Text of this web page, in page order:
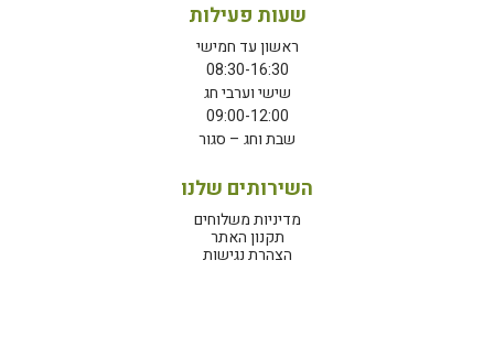
שעות פעילות
ראשון עד חמישי
08:30-16:30
שישי וערבי חג
09:00-12:00
שבת וחג – סגור
השירותים שלנו
מדיניות משלוחים
תקנון האתר
הצהרת נגישות